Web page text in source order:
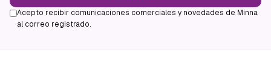
Acepto recibir comunicaciones comerciales y novedades de Minna
al correo registrado.